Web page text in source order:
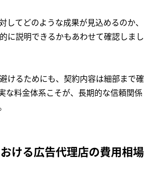
してどのような成果が見込めるのか、
に説明できるかもあわせて確認しまし
けるためにも、契約内容は細部まで確
な料金体系こそが、長期的な信頼関係
ける広告代理店の費用相場